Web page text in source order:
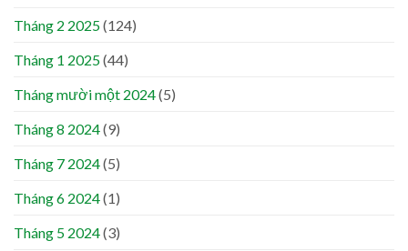
Tháng 2 2025(124)
Tháng 1 2025(44)
Tháng mười một 2024(5)
Tháng 8 2024(9)
Tháng 7 2024(5)
Tháng 6 2024(1)
Tháng 5 2024(3)